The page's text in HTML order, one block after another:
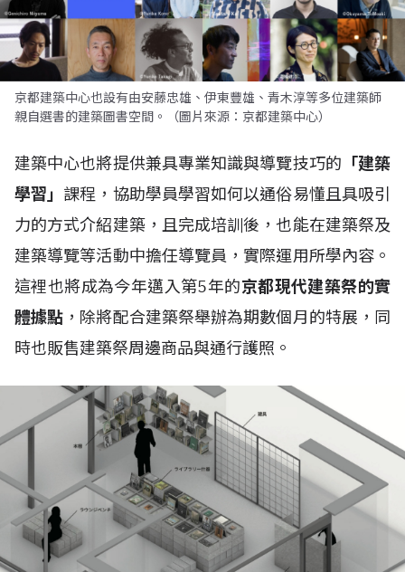
京都建築中心也設有由安藤忠雄、伊東豐雄、青木淳等多位建築師
親自選書的建築圖書空間。（圖片來源：京都建築中心）
建築中心也將提供兼具專業知識與導覽技巧的 「建築
學習」 課程，協助學員學習如何以通俗易懂且具吸引
力的方式介紹建築，且完成培訓後，也能在建築祭及
建築導覽等活動中擔任導覽員，實際運用所學內容。
這裡也將成為今年邁入第5年的京都現代建築祭的實
體據點 ，除將配合建築祭舉辦為期數個月的特展，同
時也販售建築祭周邊商品與通行護照。